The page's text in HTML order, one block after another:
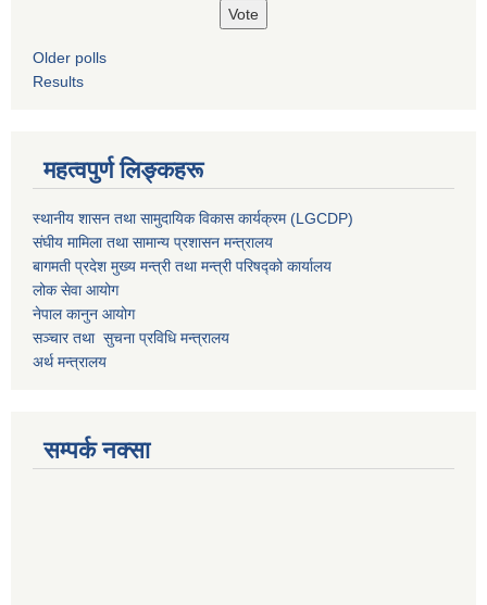
Older polls
Results
महत्वपुर्ण लिङ्कहरू
स्थानीय शासन तथा सामुदायिक विकास कार्यक्रम (LGCDP)
संघीय मामिला तथा सामान्य प्रशासन मन्त्रालय
बागमती प्रदेश मुख्य मन्त्री तथा मन्त्री परिषद्को कार्यालय
लोक सेवा आयोग
नेपाल कानुन आयोग
सञ्चार तथा सुचना प्रविधि मन्त्रालय
अर्थ मन्त्रालय
सम्पर्क नक्सा